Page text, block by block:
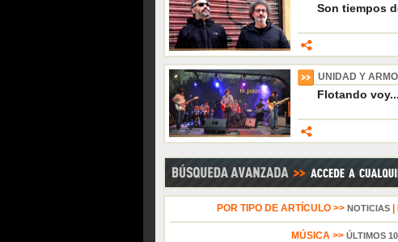
Son tiempos
UNIDAD Y
Flotando voy...
POR TIPO DE ARTÍCULO >> NOTICIAS|
MÚSICA >> ÚLTIMOS